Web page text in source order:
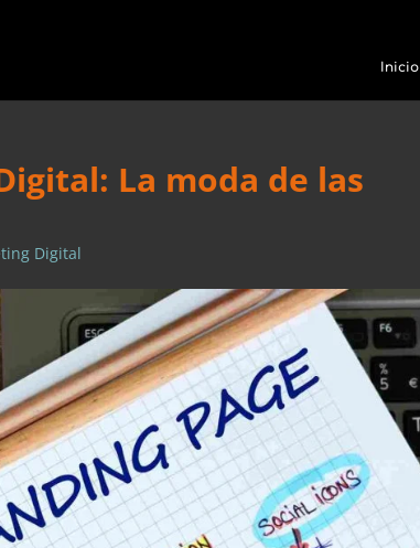
Inicio
La moda de las
Digital